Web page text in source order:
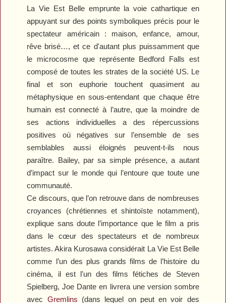
La Vie Est Belle emprunte la voie cathartique en
appuyant sur des points symboliques précis pour le
spectateur américain : maison, enfance, amour,
rêve brisé…, et ce d'autant plus puissamment que
le microcosme que représente Bedford Falls est
composé de toutes les strates de la société US. Le
final et son euphorie touchent quasiment au
métaphysique en sous-entendant que chaque être
humain est connecté à l’autre, que la moindre de
ses actions individuelles a des répercussions
positives où négatives sur l’ensemble de ses
semblables aussi éloignés peuvent-t-ils nous
paraître. Bailey, par sa simple présence, a autant
d’impact sur le monde qui l’entoure que toute une
communauté.
Ce discours, que l’on retrouve dans de nombreuses
croyances (chrétiennes et shintoïste notamment),
explique sans doute l’importance que le film a pris
dans le cœur des spectateurs et de nombreux
artistes. Akira Kurosawa considérait La Vie Est Belle
comme l’un des plus grands films de l’histoire du
cinéma, il est l'un des films fétiches de Steven
Spielberg, Joe Dante en livrera une version sombre
avec Gremlins (dans lequel on peut en voir des